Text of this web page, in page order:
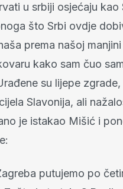
u srbiji osjećaju kao
što Srbi ovdje
prema našoj manjini
kako sam čuo
su lijepe zgrade,
Slavonija, ali
je istakao Mišić i
putujemo po